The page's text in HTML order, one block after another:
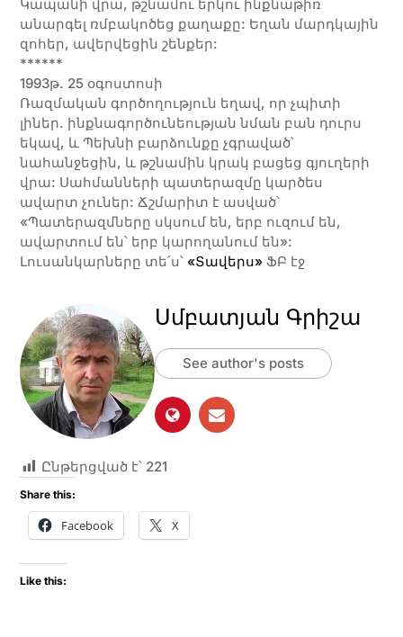
Կապանի վրա, թշնամու երկու ինքնաթիռ
անարգել ռմբակոծեց քաղաքը: Եղան մարդկային
զոհեր, ավերվեցին շենքեր:
******
1993թ. 25 օգոստոսի
Ռազմական գործողություն եղավ, որ չպիտի
լիներ. ինքնագործունեության նման բան դուրս
եկավ, և Պեխնի բարձունքը չգրաված՝
նահանջեցին, և թշնամին կրակ բացեց գյուղերի
վրա: Սահմանների պատերազմը կարծես
ավարտ չուներ: Ճշմարիտ է ասված՝
«Պատերազմները սկսում են, երբ ուզում են,
ավարտում են՝ երբ կարողանում են»:
Լուսանկարները տե՛ս՝ «Տավերս»ՖԲ էջ
Սմբատյան Գրիշա
See author's posts
Ընթերցված է՝ 221
Share this:
Facebook X
Like this: